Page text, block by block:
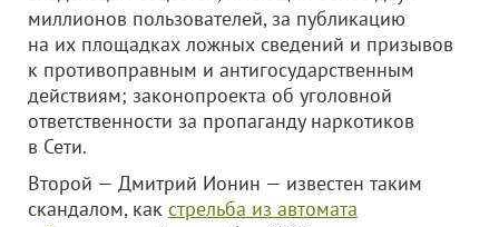
миллионов пользователей, за публикацию
на их площадках ложных сведений и призывов
к противоправным и антигосударственным
действиям; законопроекта об уголовной
ответственности за пропаганду наркотиков
в Сети.
Второй — Дмитрий Ионин — известен таким
скандалом, как стрельба из автомата